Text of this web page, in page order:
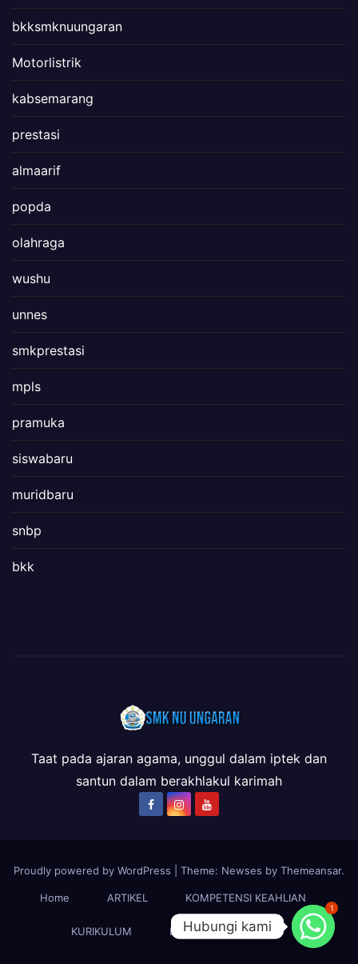
bkksmknuungaran
Motorlistrik
kabsemarang
prestasi
almaarif
popda
olahraga
wushu
unnes
smkprestasi
mpls
pramuka
siswabaru
muridbaru
snbp
bkk
Taat pada ajaran agama, unggul dalam iptek dan
santun dalam berakhlakul karimah
Proudly powered by WordPress Theme: Newses by Themeansar.
Home ARTIKEL KOMPETENSI KEAHLIAN
KURIKULUM LSP-P1 PROFIL
1
Hubungi kami
Hubungi kami